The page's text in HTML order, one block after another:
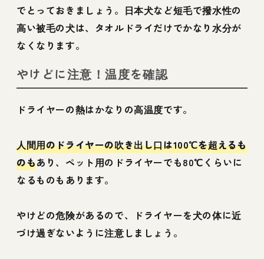
でとっておきましょう。日本犬など短毛で撥水性の
高い被毛の犬は、タオルドライだけでかなり水分が
なくなります。
やけどに注意！温度を確認
ドライヤーの熱はかなりの高温度です。
人間用のドライヤーの吹き出し口は100℃を超えるも
のもあり、ペット用のドライヤーでも80℃くらいに
なるものもあります。
やけどの危険があるので、ドライヤーを犬の体に近
づけ過ぎないように注意しましょう。